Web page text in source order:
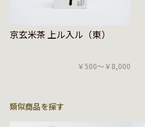
京玄米茶 上ル入ル（東）
￥500〜￥8,000
類似商品を探す